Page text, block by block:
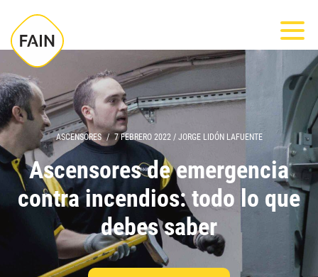
este
sitio
web
incluye
un
sistema
de
accesibilidad.
ASCENSORES / 7 FEBRERO 2022 / JORGE LIDÓN LAFUENTE
Ascensores de emergencia
contra incendios: todo lo que
debes saber